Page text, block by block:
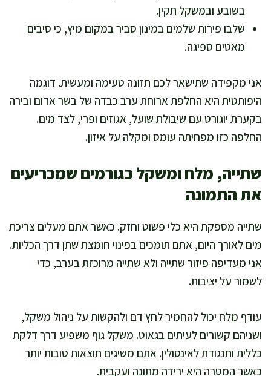
בשובע ובמשקל תקין.
שלבו פירות שלמים במינון סביר במקום מיץ, כי סיבים
מאטים ספיגה.
אני מקפידה שתישאר לכם תזונה טעימה ומעשית. דוגמה
היפותטית היא החלפת ארוחת ערב כבדה של בשר אדום ובירה
בקערת יוגורט עם שיבולת שועל, אגוזים ופרי, לצד מים.
החלפה כזו מפחיתה עומס ומקלה על איזון.
שתייה, מלח ומשקל כגורמים שמכריעים
את התמונה
שתייה מספקת היא כלי פשוט וחזק. כאשר אתם מעלים צריכת
מים לאורך היום, אתם תומכים בפינוי חומצת שתן דרך הכליות.
אני מעדיפה פיזור שתייה ולא שתייה מרוכזת בערב, כדי
לשמור על יציבות.
עודף מלח יכול להחמיר לחץ דם ולהקשות על ניהול משקל,
ושניהם קשורים לעיתים בגאוט. משקל גוף משפיע דרך דלקת
כללית ותנגודת לאינסולין. אתם משיגים תוצאות טובות יותר
כאשר המטרה היא ירידה מתונה ועקבית.